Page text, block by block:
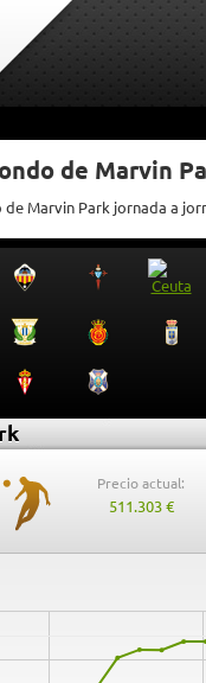
de Marvin
Marvin Park jornada a
Precio actual:
511.303 €